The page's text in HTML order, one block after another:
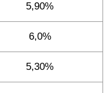
5,90%
6,0%
5,30%